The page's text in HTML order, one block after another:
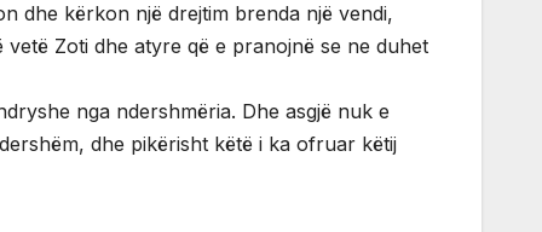
dhe kërkon një drejtim brenda një vendi,
Zoti dhe atyre që e pranojnë se ne duhet
nga ndershmëria. Dhe asgjë nuk e
dhe pikërisht këtë i ka ofruar këtij